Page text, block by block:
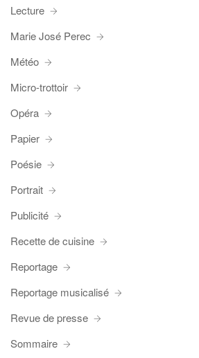
Lecture
Marie José Perec
Météo
Micro-trottoir
Opéra
Papier
Poésie
Portrait
Publicité
Recette de cuisine
Reportage
Reportage musicalisé
Revue de presse
Sommaire